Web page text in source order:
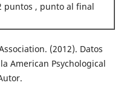
puntos , punto al final
(2012). Datos
American Psychological